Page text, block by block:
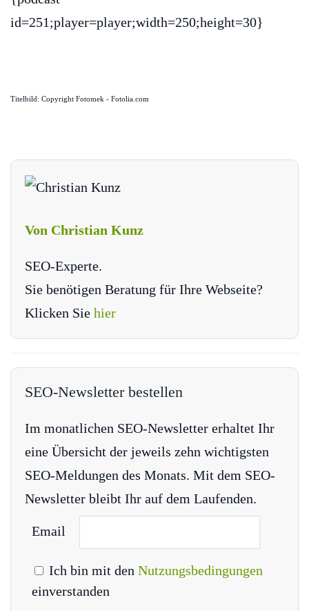
id=251;player=player;width=250;height=30}
Titelbild: Copyright Fotomek - Fotolia.com
Von Christian Kunz
SEO-Experte.
Sie benötigen Beratung für Ihre Webseite?
Klicken Sie hier
SEO-Newsletter bestellen
Im monatlichen SEO-Newsletter erhaltet Ihr
eine Übersicht der jeweils zehn wichtigsten
SEO-Meldungen des Monats. Mit dem SEO-
Newsletter bleibt Ihr auf dem Laufenden.
Email
Ich bin mit den Nutzungsbedingungen
einverstanden